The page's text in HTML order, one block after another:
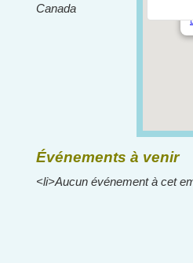
Canada
Événements à venir
<li>Aucun événement à cet